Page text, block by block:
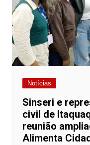
Notícias
Sinseri e
civil de
reunião
Alimenta